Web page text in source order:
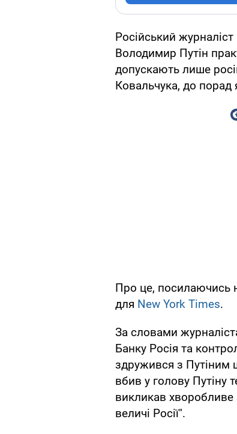
Російський
Володимир Путін
допускають лише
Ковальчука, до порад
Про це, посилаючись
для New York Times.
За словами
Банку Росія та
здружився з Путіним
вбив у голову
викликав хворобливе
величі Росії".